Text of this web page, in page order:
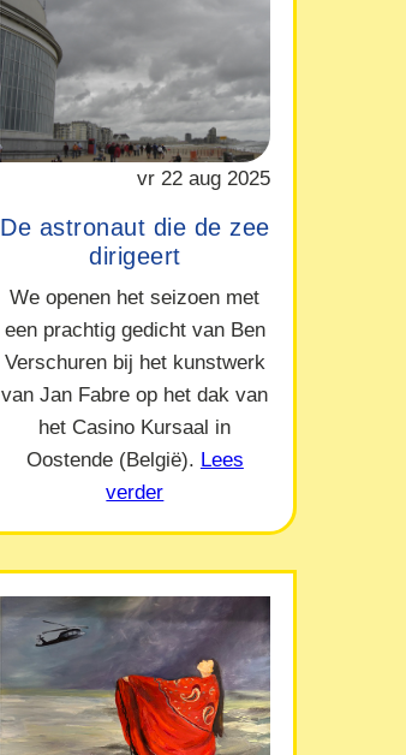
vr 22 aug 2025
De astronaut die de zee
dirigeert
We openen het seizoen met
een prachtig gedicht van Ben
Verschuren bij het kunstwerk
van Jan Fabre op het dak van
het Casino Kursaal in
Oostende (België). Lees
verder